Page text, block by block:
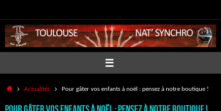
AccueilActualités Pour gâter vos enfants à noël : pensez à notre boutique !